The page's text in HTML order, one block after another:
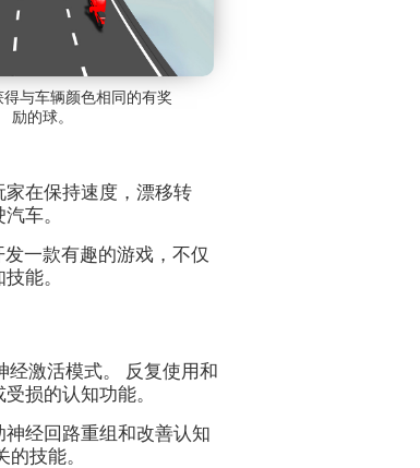
与车辆颜色相同的有奖
励的球。
在保持速度，漂移转
车。
一款有趣的游戏，不仅
能。
经激活模式。 反复使用和
损的认知功能。
经回路重组和改善认知
技能。